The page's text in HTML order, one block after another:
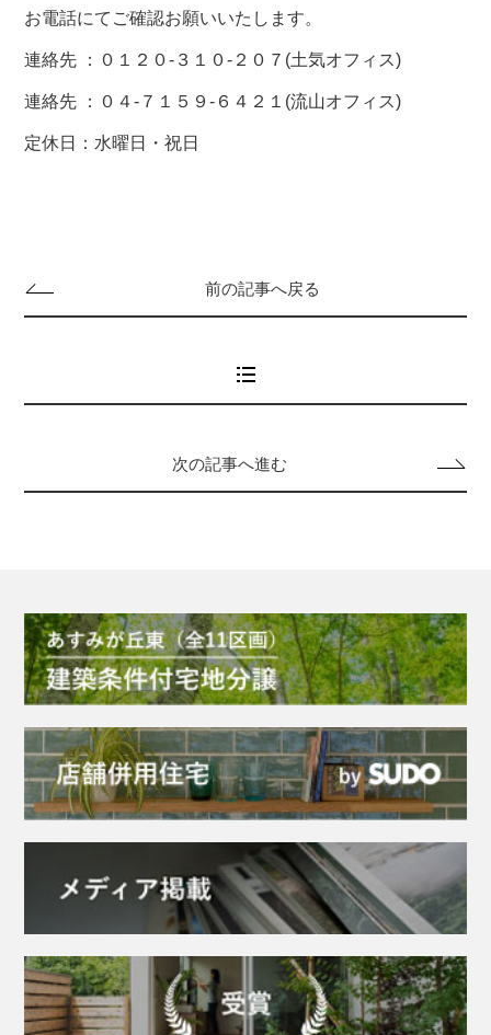
お電話にてご確認お願いいたします。
連絡先 ： ０１２０-３１０-２０７ (土気オフィス)
連絡先 ： ０４-７１５９-６４２１ (流山オフィス)
定休日：水曜日・祝日
前の記事へ戻る
次の記事へ進む